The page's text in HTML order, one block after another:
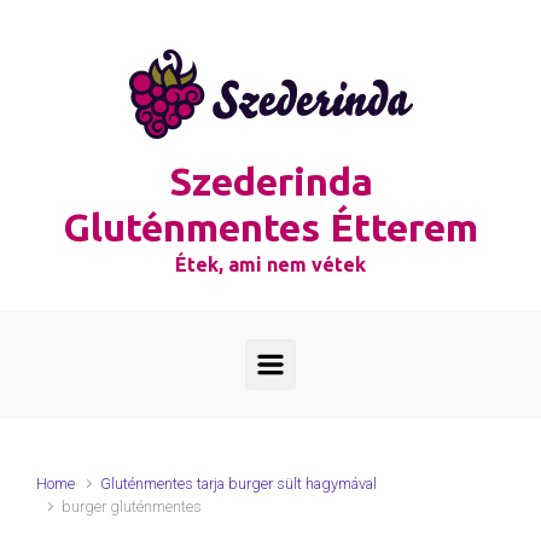
Szederinda
Gluténmentes Étterem
Étek, ami nem vétek
Home
Gluténmentes tarja burger sült hagymával
burger gluténmentes